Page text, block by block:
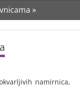
»
namirnica,